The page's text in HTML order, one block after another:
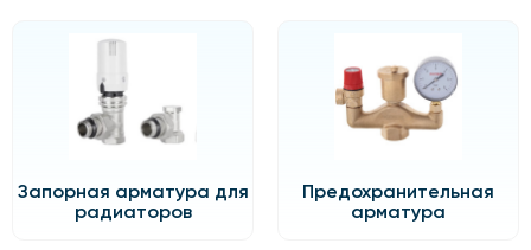
Запорная арматура для
радиаторов
Предохранительная
арматура